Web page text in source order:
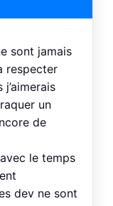
sont jamais
respecter
j’aimerais
un
de
le temps
dev ne sont